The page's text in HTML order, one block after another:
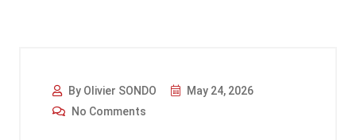
By Olivier SONDO
May 24, 2026
No Comments